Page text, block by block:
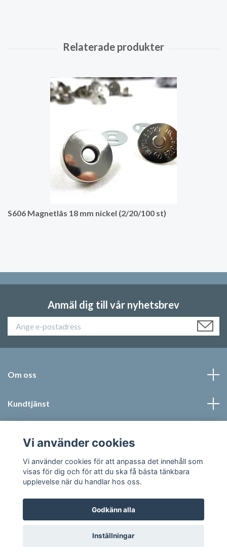
S606 Magnetlås 18 mm nickel (2/20/100 st)
Anmäl dig till vår nyhetsbrev
Om oss
Kundtjänst
Sociala medier
© 2026 Jonic Textil AB
Vi använder cookies
Vi använder cookies för att anpassa det innehåll som
visas för dig och för att du ska få bästa tänkbara
upplevelse när du handlar hos oss.
Godkänn alla
Inställningar